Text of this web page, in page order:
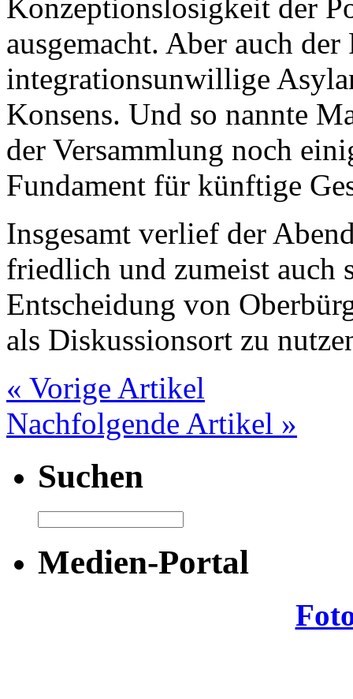
Konzeptionslosigkeit der
ausgemacht. Aber auch
integrationsunwillige
Konsens. Und so nannte
der Versammlung noch
Fundament für künftige
Insgesamt verlief der
friedlich und zumeist auch
Entscheidung von
als Diskussionsort zu
« Vorige Artikel
Nachfolgende Artikel »
Suchen
Medien-Portal